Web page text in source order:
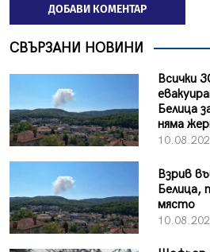
ДОБАВИ КОМЕНТАР
СВЪРЗАНИ НОВИНИ
Всички
Белица
няма
Взрив
Белица,
място